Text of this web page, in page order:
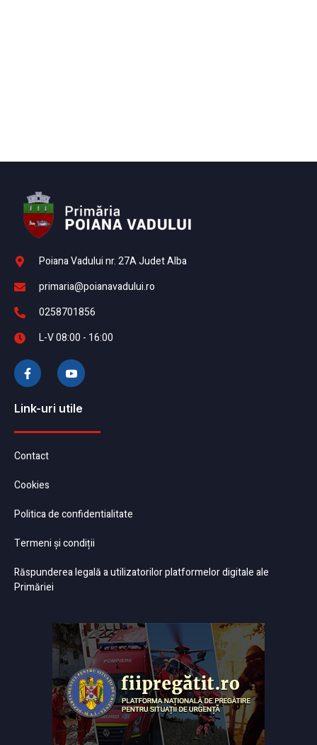
Poiana Vadului nr. 27A Judet Alba
primaria@poianavadului.ro
0258701856
L-V 08:00 - 16:00
Link-uri utile
Contact
Cookies
Politica de confidentialitate
Termeni și condiții
Răspunderea legală a utilizatorilor platformelor digitale ale
Primăriei